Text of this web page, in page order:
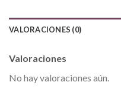
VALORACIONES (0)
Valoraciones
No hay valoraciones aún.